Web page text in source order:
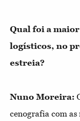
Qual foi a
logísticos, no
estreia?
Nuno Moreira:
cenografia com as